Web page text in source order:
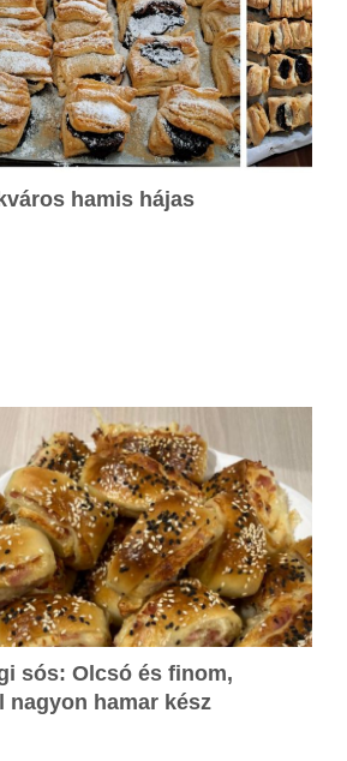
hamis hájas
sós: Olcsó és finom,
nagyon hamar kész